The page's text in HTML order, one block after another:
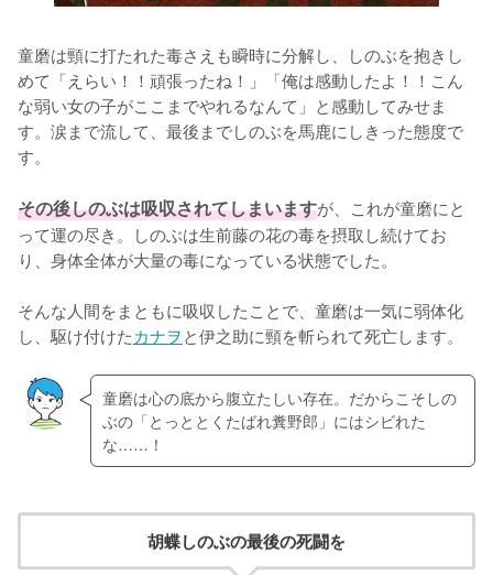
童磨は頸に打たれた毒さえも瞬時に分解し、しのぶを抱きし
めて「えらい！！頑張ったね！」「俺は感動したよ！！こん
な弱い女の子がここまでやれるなんて」と感動してみせま
す。涙まで流して、最後までしのぶを馬鹿にしきった態度で
す。
その後しのぶは吸収されてしまいますが、これが童磨にと
って運の尽き。しのぶは生前藤の花の毒を摂取し続けてお
り、身体全体が大量の毒になっている状態でした。
そんな人間をまともに吸収したことで、童磨は一気に弱体化
し、駆け付けたカナヲと伊之助に頸を斬られて死亡します。
童磨は心の底から腹立たしい存在。だからこそしの
ぶの「とっととくたばれ糞野郎」にはシビれた
な……！
胡蝶しのぶの最後の死闘を